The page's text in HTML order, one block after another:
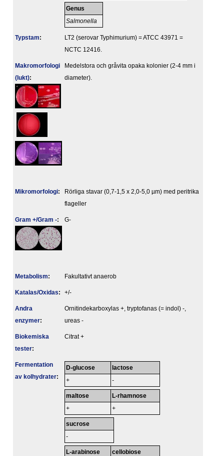
Genus
Salmonella
Typstam:
LT2 (serovar Typhimurium) = ATCC 43971 =
NCTC 12416.
Makromorfologi
(lukt):
Medelstora och gråvita opaka kolonier (2-4 mm i
diameter).
Mikromorfologi:
Rörliga stavar (0,7-1,5 x 2,0-5,0 µm) med peritrika
flageller
Gram +/Gram -: G-
Metabolism: Fakultativt anaerob
Katalas/Oxidas: +/-
Andra
enzymer:
Ornitindekarboxylas +, tryptofanas (= indol) -,
ureas -
Biokemiska
tester:
Citrat +
Fermentation
av kolhydrater:
D-glucose
+
lactose
-
maltose
+
L-rhamnose
+
sucrose
-
L-arabinose cellobiose